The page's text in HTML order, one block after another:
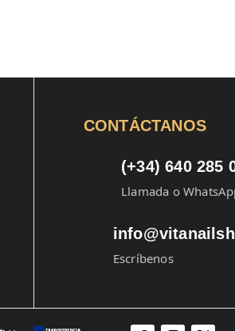
CONTÁCTANOS
(+34) 640 285
Llamada o
Escríbenos